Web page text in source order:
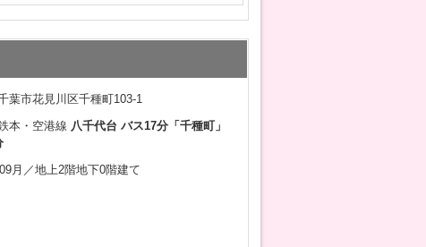
葉市花見川区千種町103-1
本・空港線 八千代台 バス17分「千種町」
月／地上2階地下0階建て